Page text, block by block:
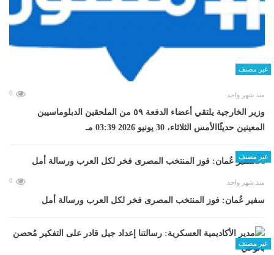
غير مصنف
منذ شهر واحد 0
وزير الخارجية يلتقي أعضاء الدفعة ٥٩ من الملحقين الدبلوماسيين
المعينين حديثًاالأمس الثلاثاء، 30 يونيو 2026 03:39 مـ
غير مصنف
منذ شهر واحد 0
سفير عُمان: فوز المنتخب المصرى فخر لكل العرب ورسالة أمل
غير مصنف